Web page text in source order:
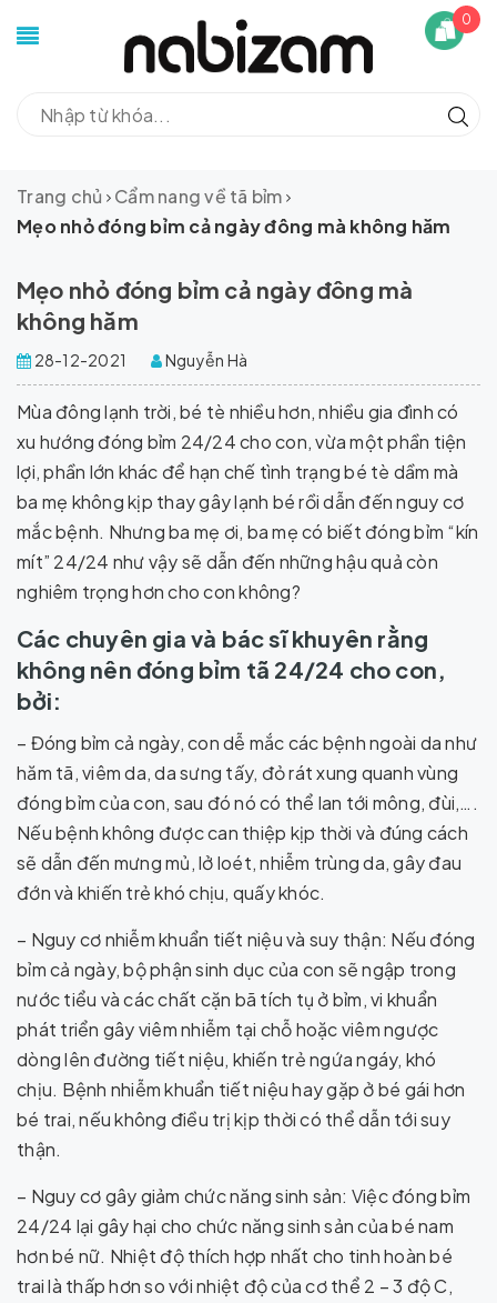
0
Trang chủ
Cẩm nang về tã bỉm
Mẹo nhỏ đóng bỉm cả ngày đông mà không hăm
Mẹo nhỏ đóng bỉm cả ngày đông mà
không hăm
28-12-2021 Nguyễn Hà
Mùa đông lạnh trời, bé tè nhiều hơn, nhiều gia đình có
xu hướng đóng bỉm 24/24 cho con, vừa một phần tiện
lợi, phần lớn khác để hạn chế tình trạng bé tè dầm mà
ba mẹ không kịp thay gây lạnh bé rồi dẫn đến nguy cơ
mắc bệnh. Nhưng ba mẹ ơi, ba mẹ có biết đóng bỉm “kín
mít” 24/24 như vậy sẽ dẫn đến những hậu quả còn
nghiêm trọng hơn cho con không?
Các chuyên gia và bác sĩ khuyên rằng
không nên đóng bỉm tã 24/24 cho con,
bởi:
– Đóng bỉm cả ngày, con dễ mắc các bệnh ngoài da như
hăm tã, viêm da, da sưng tấy, đỏ rát xung quanh vùng
đóng bỉm của con, sau đó nó có thể lan tới mông, đùi,….
Nếu bệnh không được can thiệp kịp thời và đúng cách
sẽ dẫn đến mưng mủ, lở loét, nhiễm trùng da, gây đau
đớn và khiến trẻ khó chịu, quấy khóc.
– Nguy cơ nhiễm khuẩn tiết niệu và suy thận: Nếu đóng
bỉm cả ngày, bộ phận sinh dục của con sẽ ngập trong
nước tiểu và các chất cặn bã tích tụ ở bỉm, vi khuẩn
phát triển gây viêm nhiễm tại chỗ hoặc viêm ngược
dòng lên đường tiết niệu, khiến trẻ ngứa ngáy, khó
chịu. Bệnh nhiễm khuẩn tiết niệu hay gặp ở bé gái hơn
bé trai, nếu không điều trị kịp thời có thể dẫn tới suy
thận.
– Nguy cơ gây giảm chức năng sinh sản: Việc đóng bỉm
24/24 lại gây hại cho chức năng sinh sản của bé nam
hơn bé nữ. Nhiệt độ thích hợp nhất cho tinh hoàn bé
trai là thấp hơn so với nhiệt độ của cơ thể 2 – 3 độ C,